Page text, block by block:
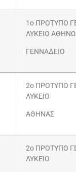
1ο ΠΡΟΤΥΠΟ
ΛΥΚΕΙΟ
ΓΕΝΝΑΔΕΙΟ
2ο ΠΡΟΤΥΠΟ
ΛΥΚΕΙΟ
ΑΘΗΝΑΣ
2ο ΠΡΟΤΥΠΟ
ΛΥΚΕΙΟ